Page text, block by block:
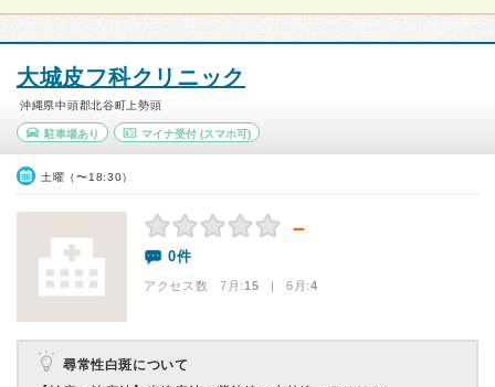
大城皮フ科クリニック
沖縄県中頭郡北谷町上勢頭
駐車場あり マイナ受付(スマホ可)
土曜（〜18:30）
－
0件
アクセス数 7月:15 | 6月:4
尋常性白斑について